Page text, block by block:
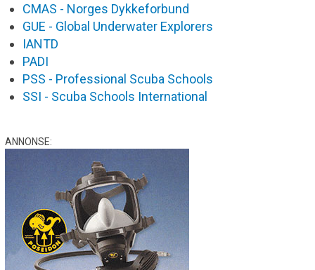
CMAS - Norges Dykkeforbund
GUE - Global Underwater Explorers
IANTD
PADI
PSS - Professional Scuba Schools
SSI - Scuba Schools International
ANNONSE: